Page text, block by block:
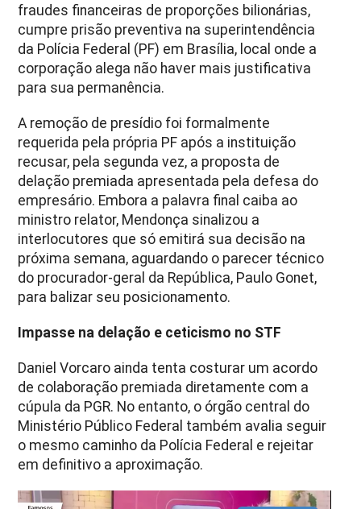
fraudes financeiras de proporções bilionárias,
cumpre prisão preventiva na superintendência
da Polícia Federal (PF) em Brasília, local onde a
corporação alega não haver mais justificativa
para sua permanência.
A remoção de presídio foi formalmente
requerida pela própria PF após a instituição
recusar, pela segunda vez, a proposta de
delação premiada apresentada pela defesa do
empresário. Embora a palavra final caiba ao
ministro relator, Mendonça sinalizou a
interlocutores que só emitirá sua decisão na
próxima semana, aguardando o parecer técnico
do procurador-geral da República, Paulo Gonet,
para balizar seu posicionamento.
Impasse na delação e ceticismo no STF
Daniel Vorcaro ainda tenta costurar um acordo
de colaboração premiada diretamente com a
cúpula da PGR. No entanto, o órgão central do
Ministério Público Federal também avalia seguir
o mesmo caminho da Polícia Federal e rejeitar
em definitivo a aproximação.